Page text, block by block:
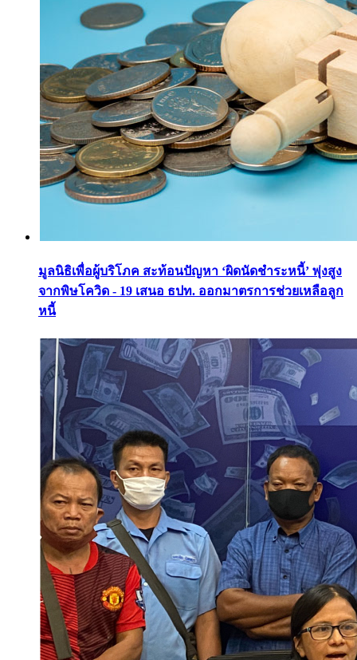
มูลนิธิเพื่อผู้บริโภค สะท้อนปัญหา ‘ผิดนัดชำระหนี้’ พุ่งสูง
จากพิษโควิด - 19 เสนอ ธปท. ออกมาตรการช่วยเหลือลูก
หนี้